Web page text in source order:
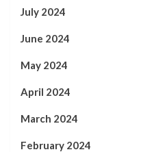
July 2024
June 2024
May 2024
April 2024
March 2024
February 2024